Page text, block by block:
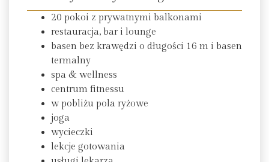
20 pokoi z prywatnymi balkonami
restauracja, bar i lounge
basen bez krawędzi o długości 16 m i basen
termalny
spa & wellness
centrum fitnessu
w pobliżu pola ryżowe
joga
wycieczki
lekcje gotowania